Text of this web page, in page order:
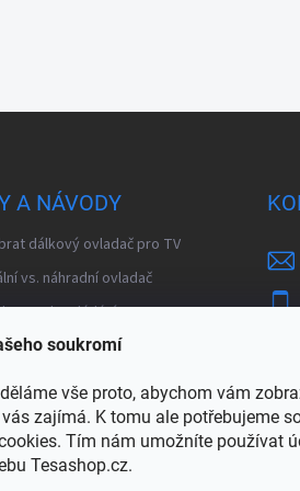
soukromí
vše proto, abychom vám
zajímá. K tomu ale potřebujeme
Tím nám umožníte používat
Tesashop.cz.
A NÁVODY
dálkový ovladač pro TV
vs. náhradní ovladač
ovládání
DVB-T zesilovač
kladené otázky – modulátory
TV signálu
články a návody